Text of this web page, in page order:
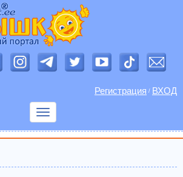
Регистрация / ВХОД
Показать